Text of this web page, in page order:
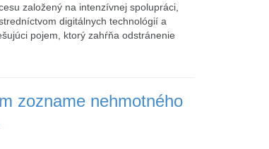
založený na intenzívnej spolupráci,
digitálnych technológií a
pojem, ktorý zahŕňa odstránenie
zozname nehmotného